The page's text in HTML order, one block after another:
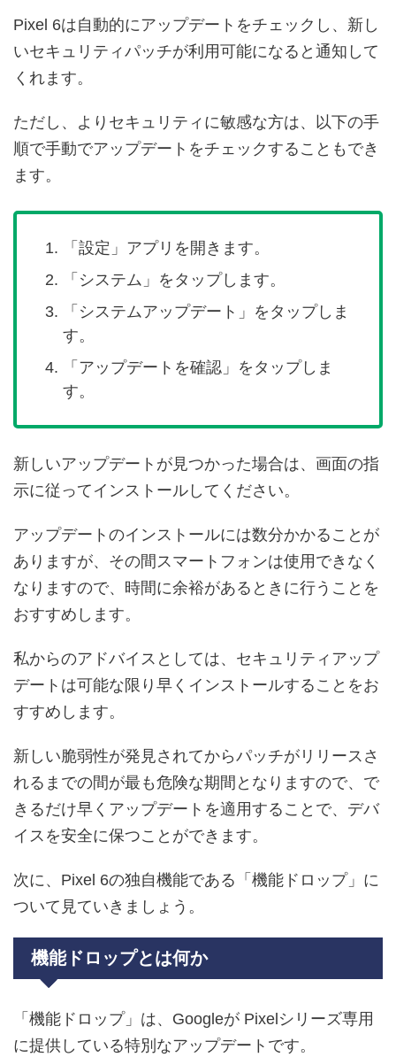
Pixel 6は自動的にアップデートをチェックし、新し
いセキュリティパッチが利用可能になると通知して
くれます。
ただし、よりセキュリティに敏感な方は、以下の手
順で手動でアップデートをチェックすることもでき
ます。
「設定」アプリを開きます。
「システム」をタップします。
「システムアップデート」をタップしま
す。
「アップデートを確認」をタップしま
す。
新しいアップデートが見つかった場合は、画面の指
示に従ってインストールしてください。
アップデートのインストールには数分かかることが
ありますが、その間スマートフォンは使用できなく
なりますので、時間に余裕があるときに行うことを
おすすめします。
私からのアドバイスとしては、セキュリティアップ
デートは可能な限り早くインストールすることをお
すすめします。
新しい脆弱性が発見されてからパッチがリリースさ
れるまでの間が最も危険な期間となりますので、で
きるだけ早くアップデートを適用することで、デバ
イスを安全に保つことができます。
次に、Pixel 6の独自機能である「機能ドロップ」に
ついて見ていきましょう。
機能ドロップとは何か
「機能ドロップ」は、Googleが Pixelシリーズ専用
に提供している特別なアップデートです。